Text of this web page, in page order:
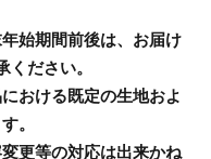
始期間前後は、お届け
ください。
おける既定の生地およ
。
更等の対応は出来かね